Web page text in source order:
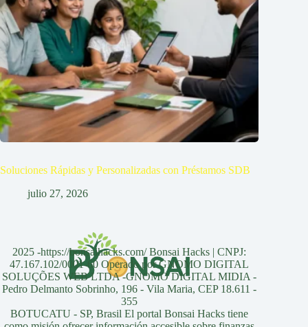
Soluciones Rápidas y Personalizadas con Préstamos SDB
julio 27, 2026
2025 -https://bonsaihacks.com/ Bonsai Hacks | CNPJ:
47.167.102/0001-60 Operado por GNOMO DIGITAL
SOLUÇÕES WEB LTDA -GNOMO DIGITAL MIDIA -
Pedro Delmanto Sobrinho, 196 - Vila Maria, CEP 18.611 -
355
BOTUCATU - SP, Brasil El portal Bonsai Hacks tiene